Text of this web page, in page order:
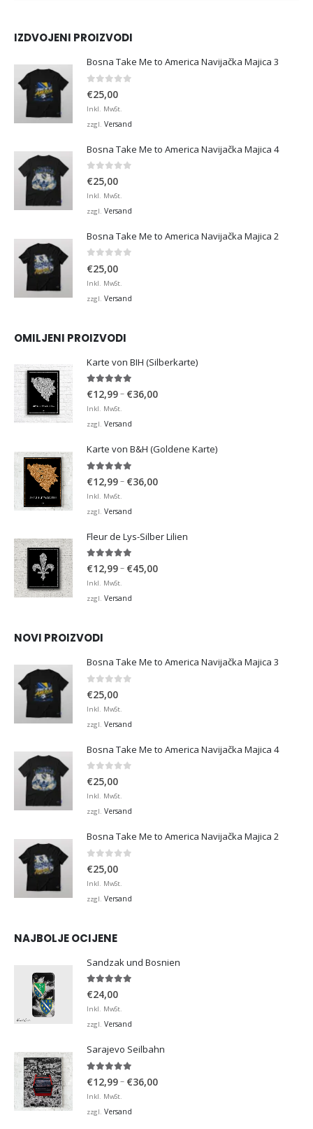
IZDVOJENI PROIZVODI
Bosna Take Me to America Navijačka Majica 3
€25,00
Inkl. MwSt.
zzgl. Versand
Bosna Take Me to America Navijačka Majica 4
0 von 5
€25,00
Inkl. MwSt.
zzgl. Versand
Bosna Take Me to America Navijačka Majica 2
€25,00
Inkl. MwSt.
zzgl. Versand
OMILJENI PROIZVODI
Karte von BIH (Silberkarte)
4.92 von 5
€12,99– €36,00Preisspanne:
Inkl. MwSt.
zzgl. Versand
Karte von B&H (Goldene Karte)
€12,99– €36,00Preisspanne:
Inkl. MwSt.
zzgl. Versand
Fleur de Lys-Silber Lilien
4.95von 5
€12,99– €45,00Preisspanne:
Inkl. MwSt.
zzgl. Versand
NOVI PROIZVODI
Bosna Take Me to America Navijačka Majica 3
€25,00
Inkl. MwSt.
zzgl. Versand
Bosna Take Me to America Navijačka Majica 4
0 von 5
€25,00
Inkl. MwSt.
zzgl. Versand
Bosna Take Me to America Navijačka Majica 2
€25,00
Inkl. MwSt.
zzgl. Versand
NAJBOLJE OCIJENE
Sandzak und Bosnien
5.00von 5
€24,00
Inkl. MwSt.
zzgl. Versand
Sarajevo Seilbahn
€12,99– €36,00Preisspanne:
Inkl. MwSt.
zzgl. Versand